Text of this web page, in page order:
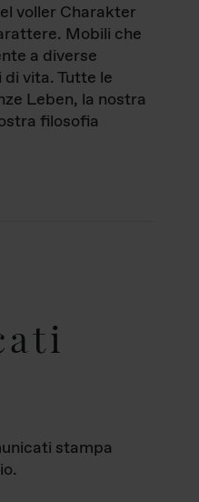
voller Charakter
Mobili che
a diverse
vita. Tutte le
Leben, la nostra
filosofia
stampa